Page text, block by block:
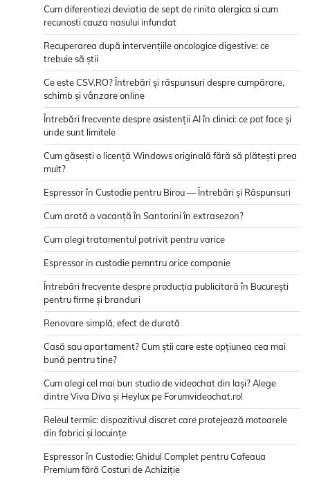
Cum diferentiezi deviatia de sept de rinita alergica si cum
recunosti cauza nasului infundat
Recuperarea după intervențiile oncologice digestive: ce
trebuie să știi
Ce este CSV.RO? Întrebări și răspunsuri despre cumpărare,
schimb și vânzare online
Întrebări frecvente despre asistenții AI în clinici: ce pot face și
unde sunt limitele
Cum găsești o licență Windows originală fără să plătești prea
mult?
Espressor în Custodie pentru Birou — Întrebări și Răspunsuri
Cum arată o vacanță în Santorini în extrasezon?
Cum alegi tratamentul potrivit pentru varice
Espressor in custodie pemntru orice companie
Întrebări frecvente despre producția publicitară în București
pentru firme și branduri
Renovare simplă, efect de durată
Casă sau apartament? Cum știi care este opțiunea cea mai
bună pentru tine?
Cum alegi cel mai bun studio de videochat din Iași? Alege
dintre Viva Diva și Heylux pe Forumvideochat.ro!
Releul termic: dispozitivul discret care protejează motoarele
din fabrici și locuințe
Espressor în Custodie: Ghidul Complet pentru Cafeaua
Premium fără Costuri de Achiziție